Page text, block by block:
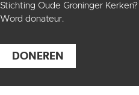
Stichting Oude Groninger Kerken?
Word donateur.
DONEREN